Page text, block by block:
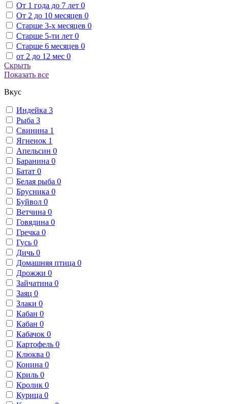
От 1 года до 7 лет 0
От 2 до 10 месяцев 0
Старше 3-х месяцев 0
Старше 5-ти лет 0
Старше 6 месяцев 0
от 2 до 12 мес 0
Скрыть
Показать все
Вкус
Индейка 3
Рыба 3
Свинина 1
Ягненок 1
Апельсин 0
Баранина 0
Батат 0
Белая рыба 0
Брусника 0
Буйвол 0
Ветчина 0
Говядина 0
Гречка 0
Гусь 0
Дичь 0
Домашняя птица 0
Дрожжи 0
Зайчатина 0
Заяц 0
Злаки 0
Кабан 0
Кабан 0
Кабачок 0
Картофель 0
Клюква 0
Конина 0
Криль 0
Кролик 0
Курица 0